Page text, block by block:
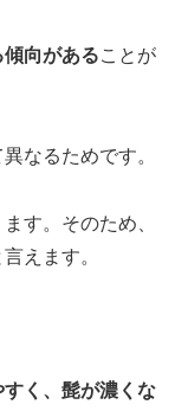
向があることが
なるためです。
す。そのため、
えます。
く、髭が濃くな